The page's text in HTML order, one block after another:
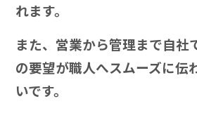
れます。
また、営業から管理まで自社
の要望が職人へスムーズに伝
いです。